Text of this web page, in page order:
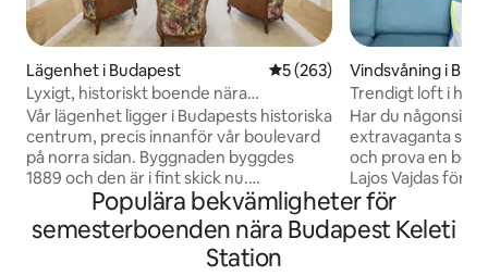
Lägenhet i Budapest 5 av 5 i genomsnittligt
5 (263)
Lyxigt, historiskt boende nära
landmärken i Downtown
Vår lägenhet ligger i Budapests historiska
centrum, precis innanför vår boulevard
på norra sidan. Byggnaden byggdes
1889 och den är i fint skick nu.
Lägenheten har högsta kvalitet i alla
detaljer. Utrustning: Höghastighets Wifi,
Samsung Smart SUHD"65"tv (Netflix,
Youtube), Kabel HD-kanaler,
Vindsvåning i
Trendigt loft i
Har du någonsin
extravaganta
och prova en
Lajos Vajdas
vetter mot
Városliget.
underjordiska
Populära bekvämligheter för
semesterboenden nära Budapest Keleti
Station